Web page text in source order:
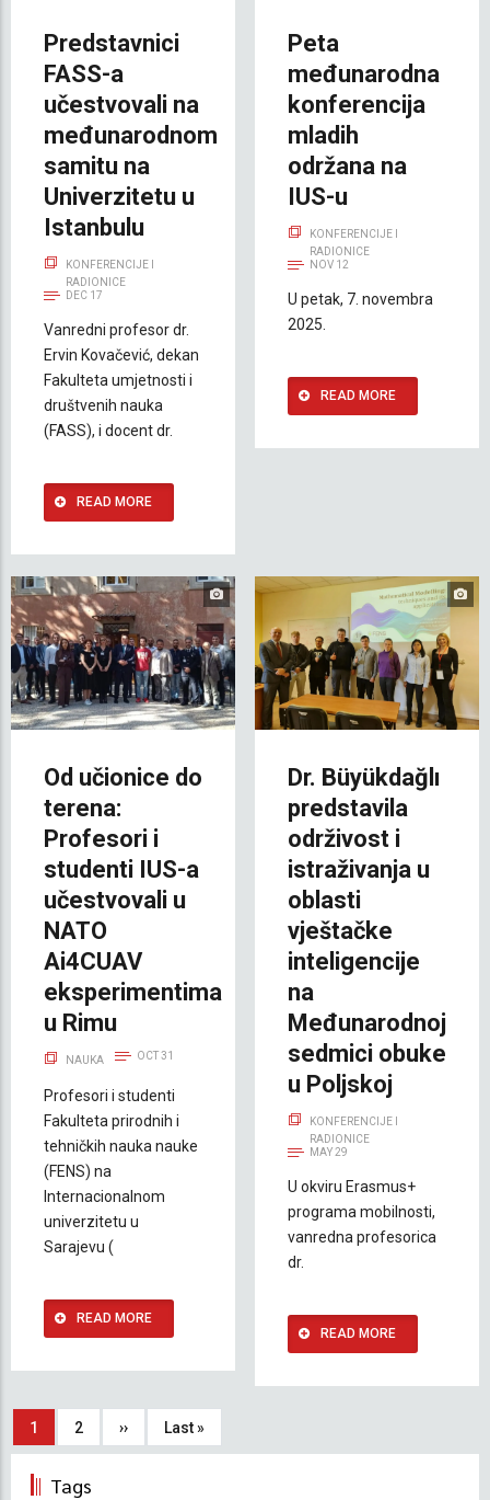
Predstavnici
FASS-a
učestvovali na
međunarodnom
samitu na
Univerzitetu u
Istanbulu
KONFERENCIJE I
RADIONICE
DEC 17
Vanredni profesor dr.
Ervin Kovačević, dekan
Fakulteta umjetnosti i
društvenih nauka
(FASS), i docent dr.
READ MORE
Peta
međunarodna
konferencija
mladih
održana na
IUS-u
KONFERENCIJE I
RADIONICE
NOV 12
U petak, 7. novembra
2025.
READ MORE
Od učionice do
terena:
Profesori i
studenti IUS-a
učestvovali u
NATO
Ai4CUAV
eksperimentima
u Rimu
NAUKA OCT 31
Profesori i studenti
Fakulteta prirodnih i
tehničkih nauka nauke
(FENS) na
Internacionalnom
univerzitetu u
Sarajevu (
READ MORE
Dr. Büyükdağlı
predstavila
održivost i
istraživanja u
oblasti
vještačke
inteligencije
na
Međunarodnoj
sedmici obuke
u Poljskoj
KONFERENCIJE I
RADIONICE
MAY 29
U okviru Erasmus+
programa mobilnosti,
vanredna profesorica
dr.
READ MORE
Pagination
Current
1 Strana
2 Next
›› Last
Last »
Tags